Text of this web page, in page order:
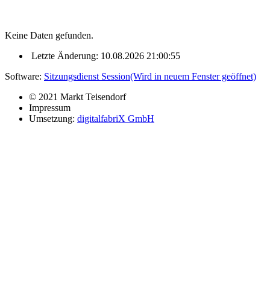
Keine Daten gefunden.
Letzte Änderung: 10.08.2026 21:00:55
Software: Sitzungsdienst Session(Wird in neuem Fenster geöffnet)
© 2021 Markt Teisendorf
Impressum
Umsetzung: digitalfabriX GmbH